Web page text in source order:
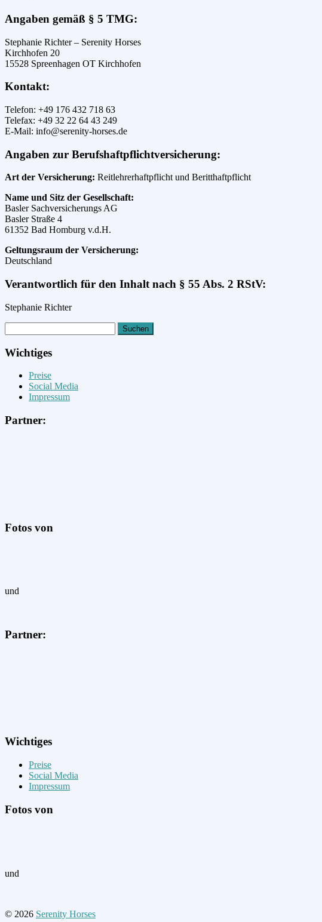
Angaben gemäß § 5 TMG:
Stephanie Richter – Serenity Horses
Kirchhofen 20
15528 Spreenhagen OT Kirchhofen
Kontakt:
Telefon: +49 176 432 718 63
Telefax: +49 32 22 64 43 249
E-Mail: info@serenity-horses.de
Angaben zur Berufshaftpflichtversicherung:
Art der Versicherung: Reitlehrerhaftpflicht und Beritthaftpflicht
Name und Sitz der Gesellschaft:
Basler Sachversicherungs AG
Basler Straße 4
61352 Bad Homburg v.d.H.
Geltungsraum der Versicherung:
Deutschland
Verantwortlich für den Inhalt nach § 55 Abs. 2 RStV:
Stephanie Richter
nach:
Wichtiges
Preise
Social Media
Impressum
Partner:
Fotos von
und
Partner:
Wichtiges
Preise
Social Media
Impressum
Fotos von
und
© 2026 Serenity Horses